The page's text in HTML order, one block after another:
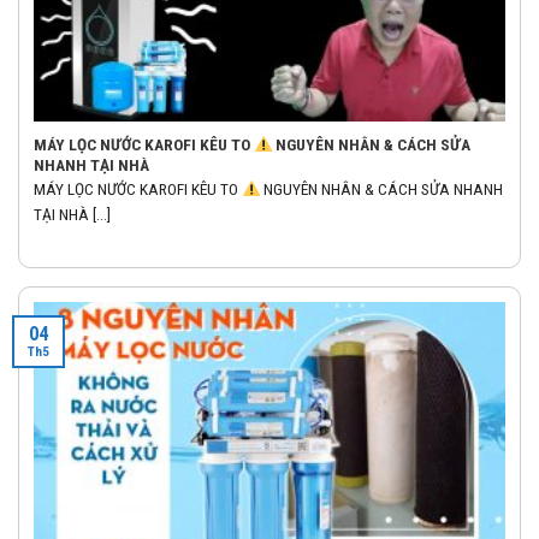
MÁY LỌC NƯỚC KAROFI KÊU TO
NGUYÊN NHÂN & CÁCH SỬA
NHANH TẠI NHÀ
MÁY LỌC NƯỚC KAROFI KÊU TO
NGUYÊN NHÂN & CÁCH SỬA NHANH
TẠI NHÀ [...]
04
Th5